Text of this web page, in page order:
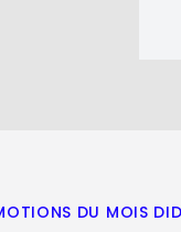
DU MOIS